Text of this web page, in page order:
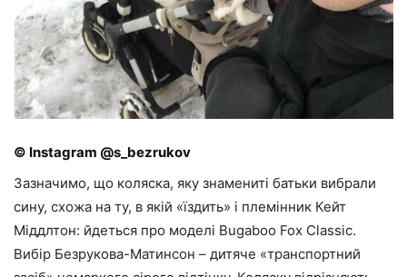
© Instagram @s_bezrukov
Зазначимо, що коляска, яку знамениті батьки вибрали
сину, схожа на ту, в якій «їздить» і племінник Кейт
Міддлтон: йдеться про моделі Bugaboo Fox Classic.
Вибір Безрукова-Матинсон – дитяче «транспортний